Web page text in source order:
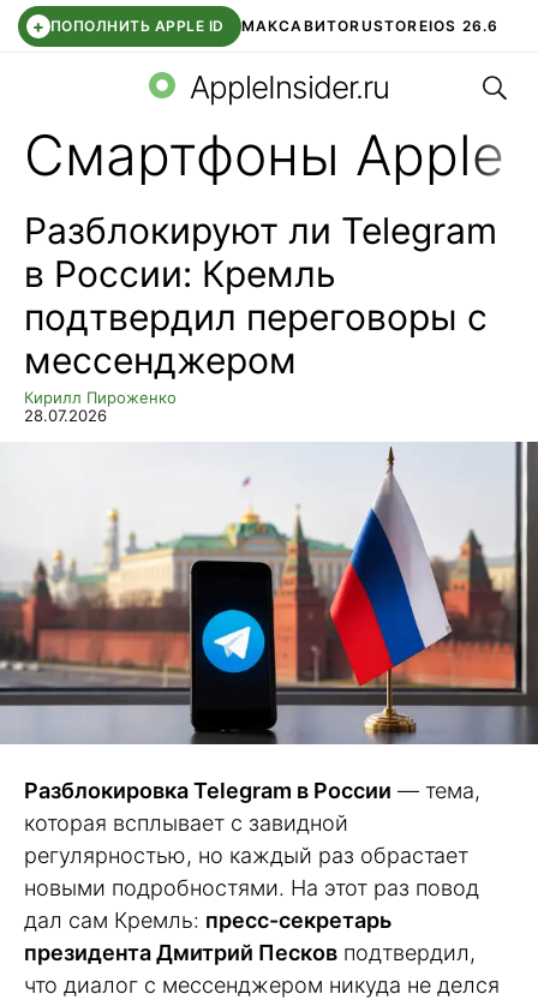
+ ПОПОЛНИТЬ APPLE ID МАКСАВИТОRUSTOREIOS 26.6
СБЕР КИДС ВТБ ОНЛАЙН ЧАТ В ROBLOX
AppleInsider.ru
Смартфоны Apple
Разблокируют ли Telegram
в России: Кремль
подтвердил переговоры с
мессенджером
Кирилл Пироженко
28.07.2026
Разблокировка Telegram в России — тема,
которая всплывает с завидной
регулярностью, но каждый раз обрастает
новыми подробностями. На этот раз повод
дал сам Кремль: пресс-секретарь
президента Дмитрий Песков подтвердил,
что диалог с мессенджером никуда не делся